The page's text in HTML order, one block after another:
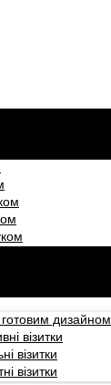
готовим дизайном
візитки
візитки
візитки